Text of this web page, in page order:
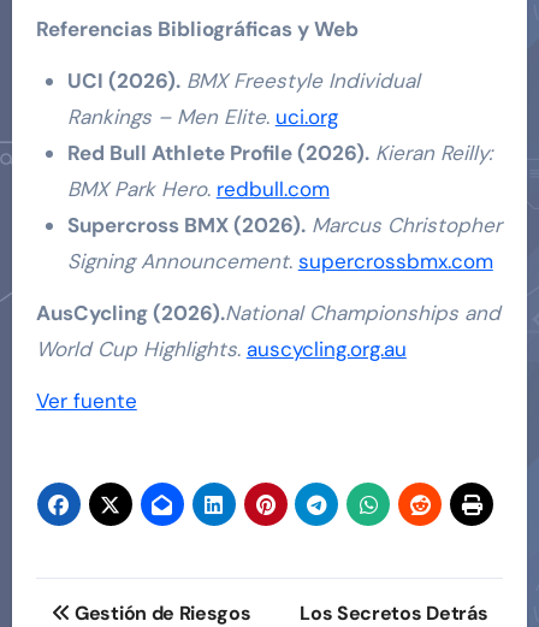
Referencias Bibliográficas y Web
UCI (2026). BMX Freestyle Individual
Rankings – Men Elite. uci.org
Red Bull Athlete Profile (2026). Kieran Reilly:
BMX Park Hero. redbull.com
Supercross BMX (2026). Marcus Christopher
Signing Announcement. supercrossbmx.com
AusCycling (2026).National Championships and
World Cup Highlights. auscycling.org.au
Navegación
entradas
Ver fuente
Navegación
Gestión de Riesgos Los Secretos Detrás